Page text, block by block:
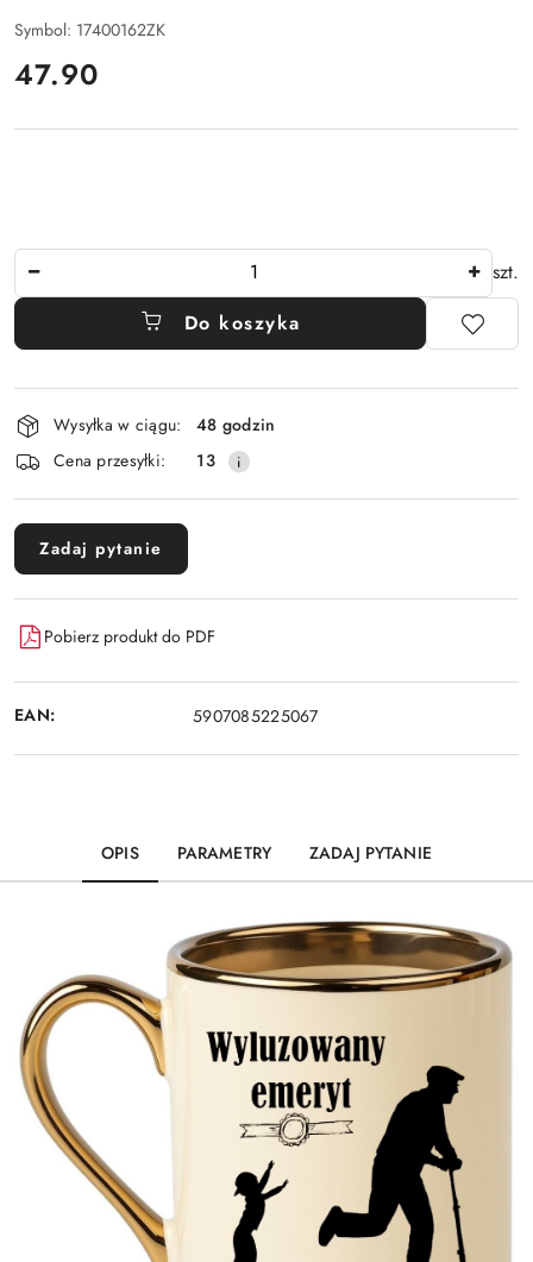
Symbol: 17400162ZK
cena:
47.90
szt.
Do koszyka
Dostępność
i
dostawa
Wysyłka w ciągu:
48 godzin
Cena przesyłki:
13
Zadaj pytanie
Pobierz produkt do PDF
EAN: 5907085225067
OPIS PARAMETRY ZADAJ PYTANIE